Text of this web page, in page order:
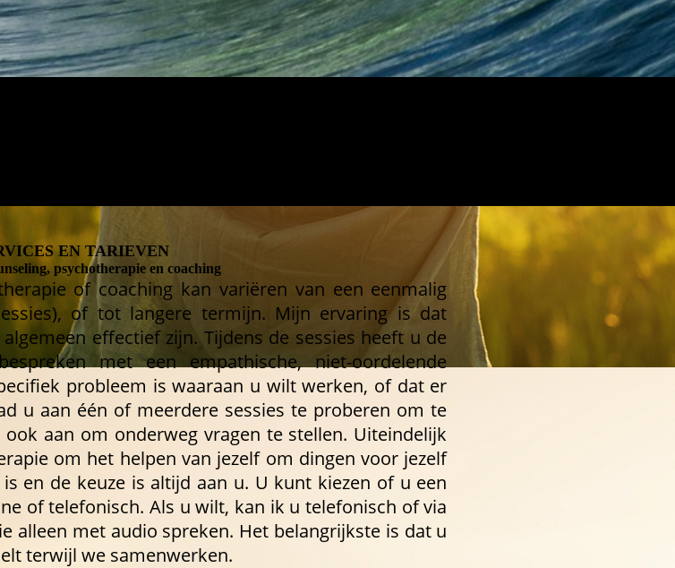
EN TARIEVEN
psychotherapie en coaching
of coaching kan variëren van een eenmalig
of tot langere termijn. Mijn ervaring is dat
effectief zijn. Tijdens de sessies heeft u de
met een empathische, niet-oordelende
probleem is waaraan u wilt werken, of dat er
u aan één of meerdere sessies te proberen om te
aan om onderweg vragen te stellen. Uiteindelijk
om het helpen van jezelf om dingen voor jezelf
en de keuze is altijd aan u. U kunt kiezen of u een
of telefonisch. Als u wilt, kan ik u telefonisch of via
alleen met audio spreken. Het belangrijkste is dat u
terwijl we samenwerken.